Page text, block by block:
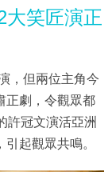
大笑匠演正
，但兩位主角今
正劇，令觀眾都
許冠文演活亞洲
起觀眾共鳴。